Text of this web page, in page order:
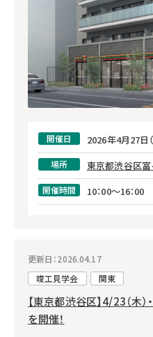
開催日 2026年4月27日（
場所 東京都渋谷区
開催時間 10：00～16：00
更新日：2026.04.17
竣工見学会
関東
【東京都渋谷区】4/23（木
を開催！